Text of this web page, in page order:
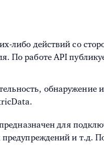
либо действий со
По работе API
обнаружение
для
и т.д.